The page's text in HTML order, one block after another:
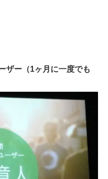
ザー（1ヶ月に一度でも